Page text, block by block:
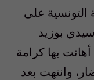
التونسية على
بوزيد
بها كرامة
وانتهت بعد